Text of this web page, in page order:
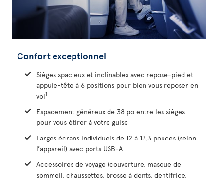
Confort exceptionnel
Sièges spacieux et inclinables avec repose-pied et
appuie-tête à 6 positions pour bien vous reposer en
vol1
Espacement généreux de 38 po entre les sièges
pour vous étirer à votre guise
Larges écrans individuels de 12 à 13,3 pouces (selon
l’appareil) avec ports USB-A
Accessoires de voyage (couverture, masque de
sommeil, chaussettes, brosse à dents, dentifrice,